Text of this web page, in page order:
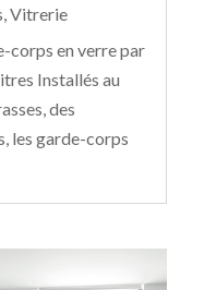
,Vitrerie
corps en verre par
Installés au
des
les garde-corps